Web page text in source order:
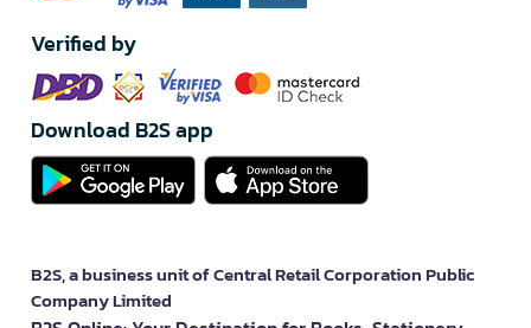
Verified by
Download B2S app
B2S, a business unit of Central Retail Corporation Public
Company Limited